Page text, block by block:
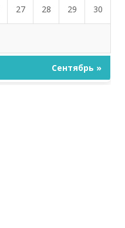
27 28 29 30
Сентябрь »